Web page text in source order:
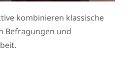
kombinieren klassische
Befragungen und